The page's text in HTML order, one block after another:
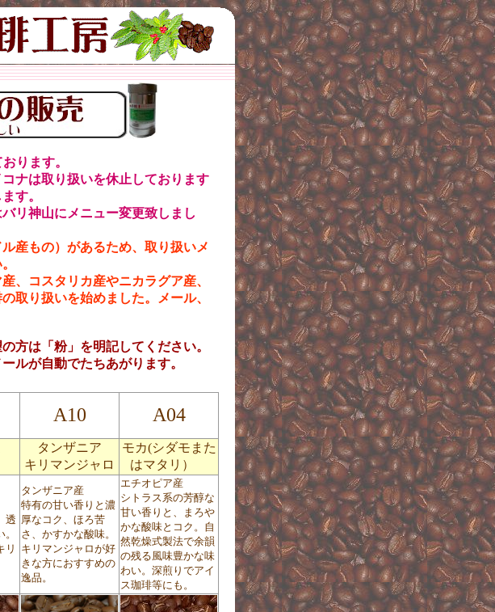
ります。
ナは取り扱いを休止 しております
す。
リ神山にメニュー変更致しまし
産もの）があるため、取り扱いメ
、コスタリカ産やニカラグア産、
取り扱いを始めました。メール、
方は「粉」を明記してください。
ルが自動でたちあがります。
A10 A04
タンザニア
キリマンジャロ
モカ(シダモまた
はマタリ）
透
リ
タンザニア産
特有の甘い香りと濃
厚なコク、ほろ苦
さ、かすかな酸味。
キリマンジャロが好
きな方におすすめの
逸品。
エチオピア産
シトラス系の芳醇な
甘い香りと、まろや
かな酸味とコク。自
然乾燥式製法で余韻
の残る風味豊かな味
わい。深煎りでアイ
ス珈琲等にも。